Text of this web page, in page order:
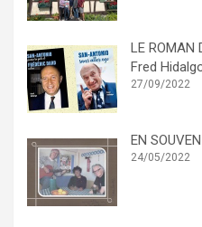
LE ROMAN
Fred
27/09/2022
EN
24/05/2022